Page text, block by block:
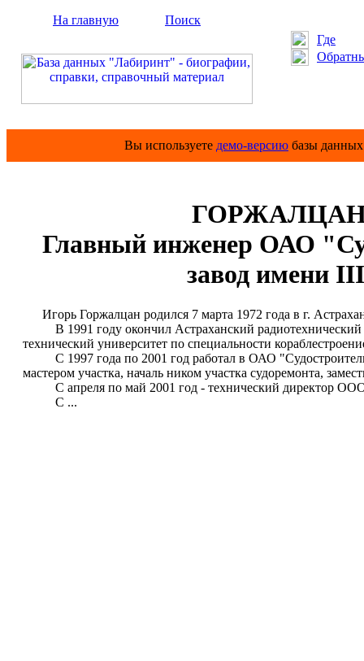
На главную
Поиск
Где
Вы используете демо-версию базы
ГОРЖАЛЦАН
Главный инженер ОАО
завод имени
Игорь Горжалцан родился 7 марта 1972 года в г.
В 1991 году окончил Астраханский радиотехнический
технический университет по специальности
С 1997 года по 2001 год работал в ОАО
мастером участка, началь ником участка судоремонта,
С апреля по май 2001 год - технический директор
С ...